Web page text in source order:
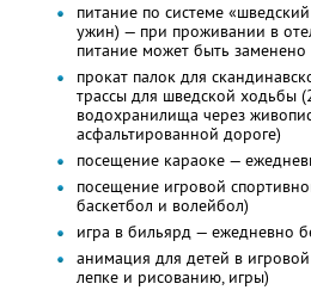
питание по системе
ужин) — при проживании в
питание может быть
прокат палок для
трассы для шведской ходьбы
водохранилища через
асфальтированной дороге)
посещение караоке —
посещение игровой
баскетбол и волейбол)
игра в бильярд — ежедневно
анимация для детей в
лепке и рисованию, игры)